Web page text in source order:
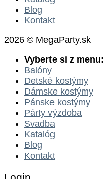
Blog
Kontakt
2026 © MegaParty.sk
Vyberte si z menu:
Balóny
Detské kostýmy
Dámske kostýmy
Pánske kostýmy
Párty výzdoba
Svadba
Katalóg
Blog
Kontakt